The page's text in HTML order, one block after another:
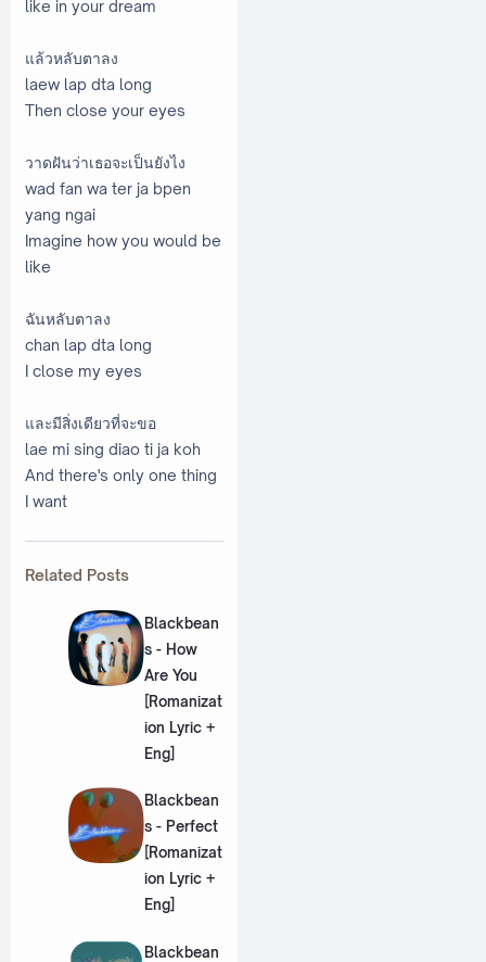
like in your dream
แล้วหลับตาลง
laew lap dta long
Then close your eyes
วาดฝันว่าเธอจะเป็นยังไง
wad fan wa ter ja bpen
yang ngai
Imagine how you would be
like
ฉันหลับตาลง
chan lap dta long
I close my eyes
และมีสิ่งเดียวที่จะขอ
lae mi sing diao ti ja koh
And there's only one thing
I want
Related Posts
Blackbean
s - How
Are You
[Romanizat
ion Lyric +
Eng]
Blackbean
s - Perfect
[Romanizat
ion Lyric +
Eng]
Blackbean